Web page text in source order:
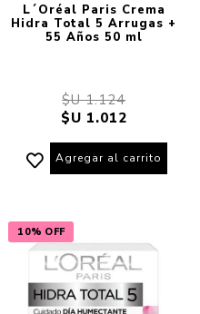
L´Oréal Paris Crema
Hidra Total 5 Arrugas +
55 Años 50 ml
$U 1.124
$U 1.012
Agregar al carrito
10% OFF